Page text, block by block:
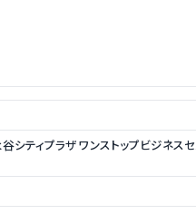
ティプラザ ワンストップビジネス